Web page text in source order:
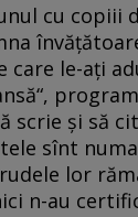
cu copiii
care le-ați
scrie și să
sînt
lor
n-au